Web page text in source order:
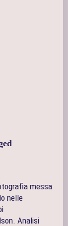
messa
nelle
Analisi